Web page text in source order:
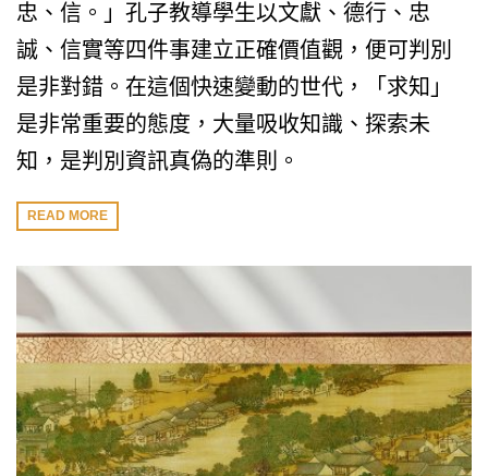
忠、信。」孔子教導學生以文獻、德行、忠
誠、信實等四件事建立正確價值觀，便可判別
是非對錯。在這個快速變動的世代，「求知」
是非常重要的態度，大量吸收知識、探索未
知，是判別資訊真偽的準則。
READ MORE